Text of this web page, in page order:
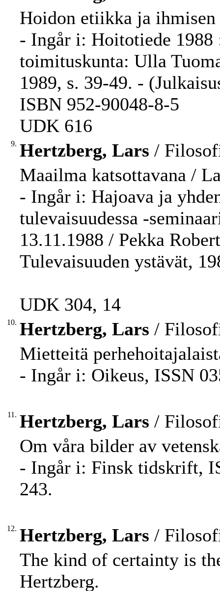
Hoidon etiikka ja
- Ingår i: Hoitotiede
toimituskunta: Ulla
1989, s. 39-49. -
ISBN 952-90048-8-5
UDK 616
9. Hertzberg, Lars /
Maailma katsottavana /
- Ingår i: Hajoava ja
tulevaisuudessa -
13.11.1988 / Pekka
Tulevaisuuden ystävät,
UDK 304, 14
10. Hertzberg, Lars /
Mietteitä
- Ingår i: Oikeus, ISSN
11. Hertzberg, Lars /
Om våra bilder av
- Ingår i: Finsk tidskrift,
243.
12. Hertzberg, Lars /
The kind of certainty is
Hertzberg.